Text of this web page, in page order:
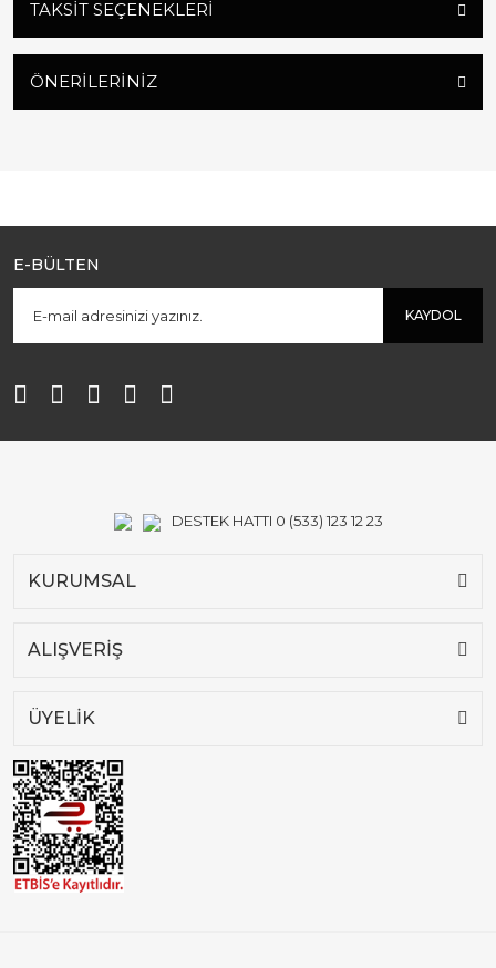
TAKSIT SEÇENEKLERI
ÖNERILERINIZ
E-BÜLTEN
KAYDOL
DESTEK HATTI 0 (533) 123 12 23
KURUMSAL
ALIŞVERİŞ
ÜYELİK